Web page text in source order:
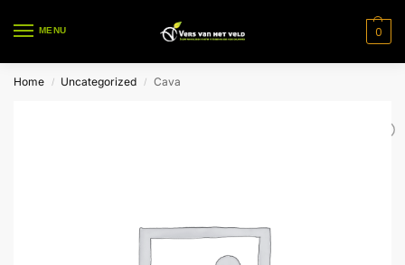
MENU 0
Home / Uncategorized / Cava